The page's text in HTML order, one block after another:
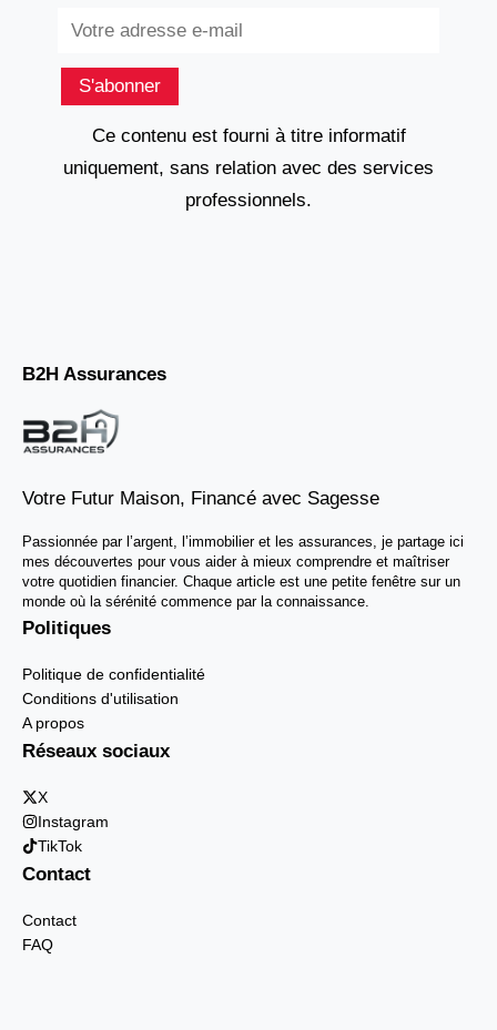
S'abonner
Ce contenu est fourni à titre informatif
uniquement, sans relation avec des services
professionnels.
B2H Assurances
Votre Futur Maison, Financé avec Sagesse
Passionnée par l’argent, l’immobilier et les assurances, je partage ici
mes découvertes pour vous aider à mieux comprendre et maîtriser
votre quotidien financier. Chaque article est une petite fenêtre sur un
monde où la sérénité commence par la connaissance.
Politiques
Politique de confidentialité
Conditions d'utilisation
A propos
Réseaux sociaux
X
Instagram
TikTok
Contact
Contact
FAQ